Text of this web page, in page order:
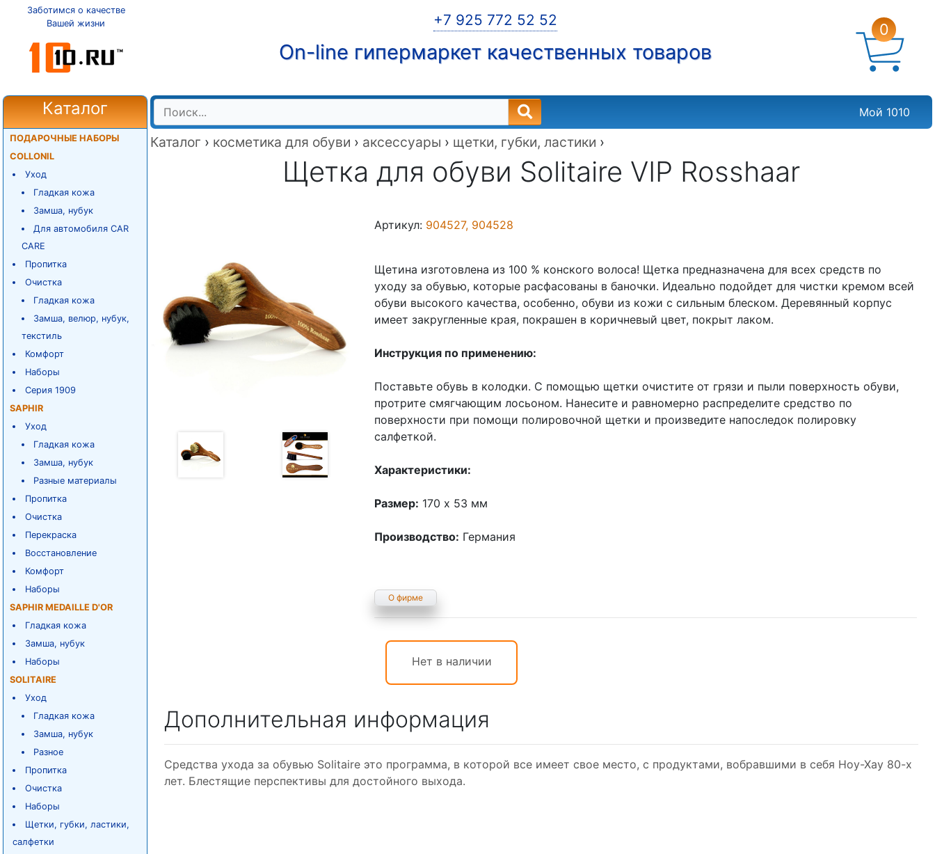
Заботимся о качестве
Вашей жизни
+7 925 772 52 52
On-line гипермаркет качественных товаров
0
Каталог
ПОДАРОЧНЫЕ НАБОРЫ
COLLONIL
Уход
Гладкая кожа
Замша, нубук
Для автомобиля CAR
CARE
Пропитка
Очистка
Гладкая кожа
Замша, велюр, нубук,
текстиль
Комфорт
Наборы
Серия 1909
SAPHIR
Уход
Гладкая кожа
Замша, нубук
Разные материалы
Пропитка
Очистка
Перекраска
Восстановление
Комфорт
Наборы
SAPHIR MEDAILLE D'OR
Гладкая кожа
Замша, нубук
Наборы
SOLITAIRE
Уход
Гладкая кожа
Замша, нубук
Разное
Пропитка
Очистка
Наборы
Щетки, губки, ластики,
салфетки
Мой 1010
Каталог › косметика для обуви › аксессуары › щетки, губки, ластики ›
Щетка для обуви Solitaire VIP Rosshaar
Артикул: 904527, 904528
Щетина изготовлена из 100 % конского волоса! Щетка предназначена для всех средств по
уходу за обувью, которые расфасованы в баночки. Идеально подойдет для чистки кремом всей
обуви высокого качества, особенно, обуви из кожи с сильным блеском. Деревянный корпус
имеет закругленные края, покрашен в коричневый цвет, покрыт лаком.
Инструкция по применению:
Поставьте обувь в колодки. С помощью щетки очистите от грязи и пыли поверхность обуви,
протрите смягчающим лосьоном. Нанесите и равномерно распределите средство по
поверхности при помощи полировочной щетки и произведите напоследок полировку
салфеткой.
Характеристики:
Размер: 170 x 53 мм
Производство: Германия
О фирме
Нет в наличии
Дополнительная информация
Средства ухода за обувью Solitaire это программа, в которой все имеет свое место, с продуктами, вобравшими в себя Ноу-Хау 80-х
лет. Блестящие перспективы для достойного выхода.